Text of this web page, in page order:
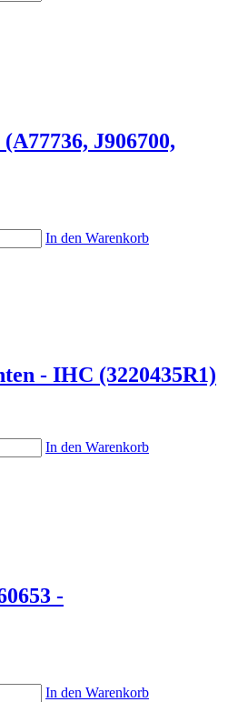
J906700,
In den Warenkorb
- IHC (3220435R1)
In den Warenkorb
-
In den Warenkorb